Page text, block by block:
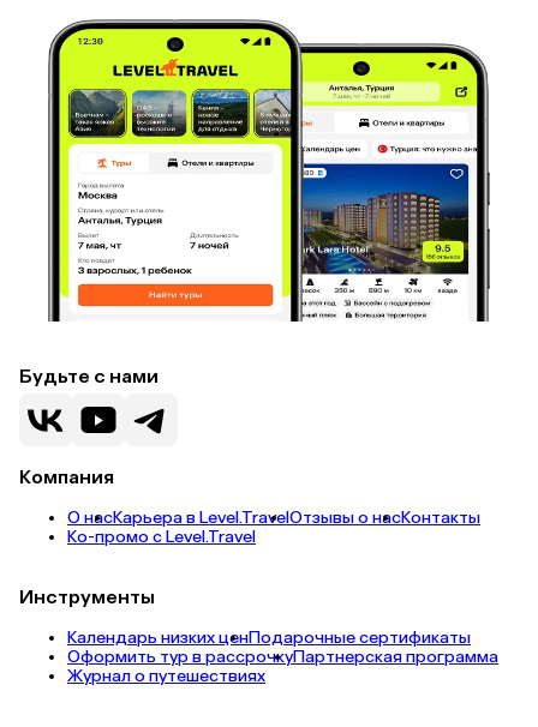
Будьте с нами
Компания
О насКарьера в Level.TravelОтзывы о насКонтакты
Ко-промо с Level.Travel
Инструменты
Календарь низких ценПодарочные сертификаты
Оформить тур в рассрочкуПартнерская программа
Журнал о путешествиях